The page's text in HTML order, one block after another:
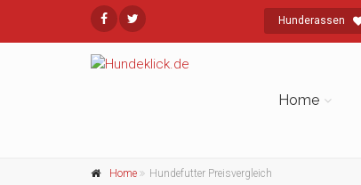
Hunderassen
Home
Home Hundefutter Preisvergleich